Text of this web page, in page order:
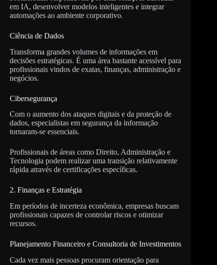
em IA, desenvolver modelos inteligentes e integrar
automações ao ambiente corporativo.
Ciência de Dados
Transforma grandes volumes de informações em
decisões estratégicas. É uma área bastante acessível para
profissionais vindos de exatas, finanças, administração e
negócios.
Cibersegurança
Com o aumento dos ataques digitais e da proteção de
dados, especialistas em segurança da informação
tornaram-se essenciais.
Profissionais de áreas como Direito, Administração e
Tecnologia podem realizar uma transição relativamente
rápida através de certificações específicas.
2. Finanças e Estratégia
Em períodos de incerteza econômica, empresas buscam
profissionais capazes de controlar riscos e otimizar
recursos.
Planejamento Financeiro e Consultoria de Investimentos
Cada vez mais pessoas procuram orientação para